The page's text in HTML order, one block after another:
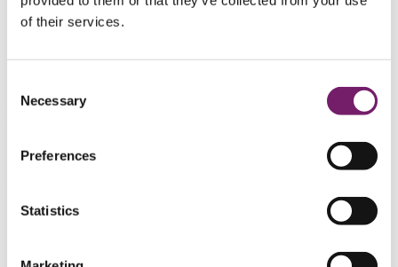
of their services.
Selection
Necessary
Preferences
Statistics
Visselblåsning
Om du har ett klagomål
Om oss
Ett meningsfullt arbetsliv
Hos oss på PRI blir du en del av ett företag som kombinerar
trygghet och samhällsnytta. Här får din kompetens växa samtidigt
företags konkurrenskraft.